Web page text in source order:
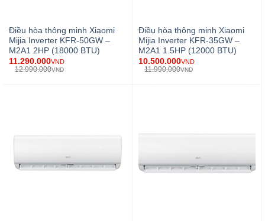
Điều hòa thông minh Xiaomi
Mijia Inverter KFR-50GW –
M2A1 2HP (18000 BTU)
11.290.000VND
12.990.000VND
Điều hòa thông minh Xiaomi
Mijia Inverter KFR-35GW –
M2A1 1.5HP (12000 BTU)
10.500.000VND
11.990.000VND